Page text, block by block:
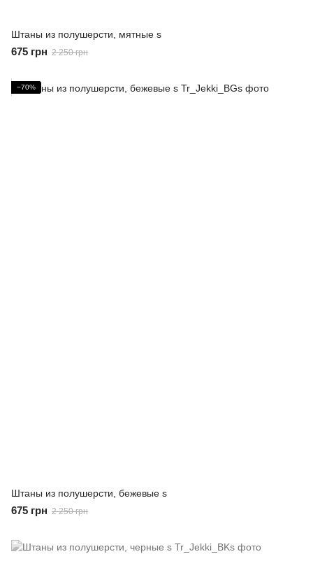
Штаны из полушерсти, мятные s
675 грн 2 250 грн
−70%
Штаны из полушерсти, бежевые s
675 грн 2 250 грн